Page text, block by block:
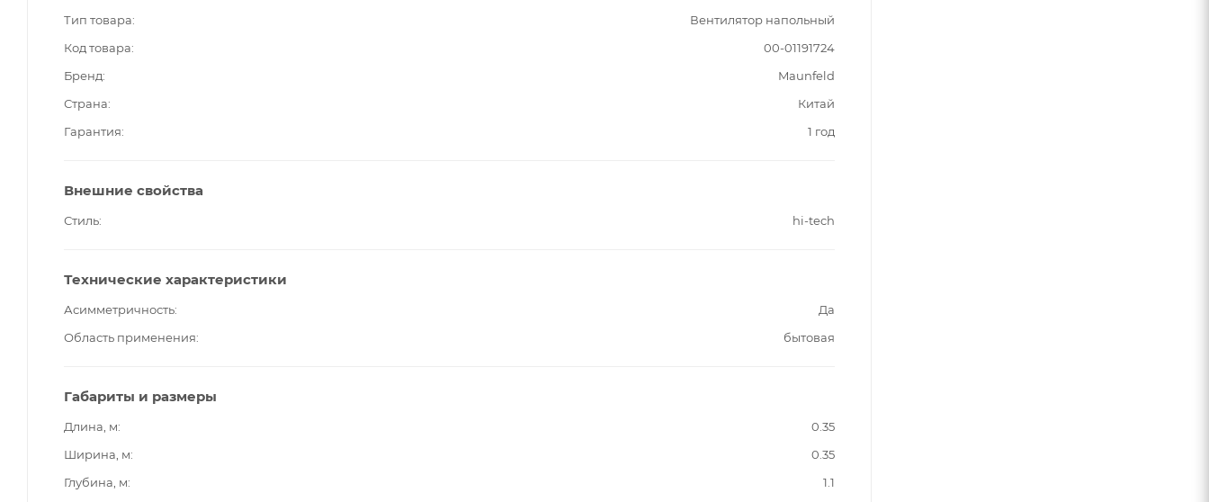
Тип товара
Вентилятор напольный
Код товара
00-01191724
Бренд
Maunfeld
Страна
Китай
Гарантия
1 год
Внешние свойства
Стиль hi-tech
Технические характеристики
Асимметричность
Да
Область применения
бытовая
Габариты и размеры
Длина, м
0.35
Ширина, м
0.35
Глубина, м
1.1